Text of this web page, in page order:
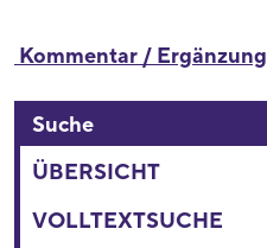
Kommentar / Ergänzung
Suche
ÜBERSICHT
VOLLTEXTSUCHE